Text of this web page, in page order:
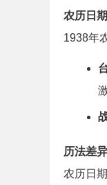
农历日
1938年
历法差
农历日